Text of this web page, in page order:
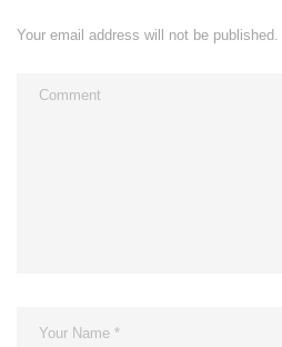
Your email address will not be published.